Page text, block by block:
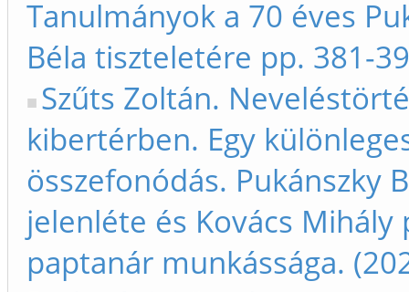
Tanulmányok a 70 éves
Béla tiszteletére pp. 381-
Szűts Zoltán.
kibertérben. Egy
összefonódás. Pukánszky
jelenléte és Kovács Mihály
paptanár munkássága.